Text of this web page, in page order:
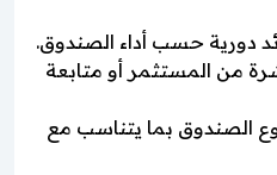
دورية حسب أداء الصندوق.
من المستثمر أو متابعة
الصندوق بما يتناسب مع